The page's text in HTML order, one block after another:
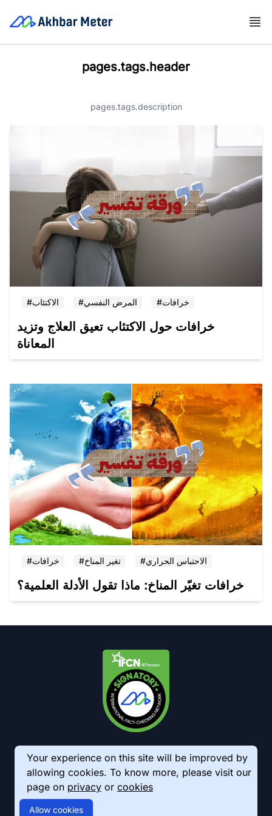
pages.tags.header
pages.tags.description
#الاكتئاب #المرض النفسي #خرافات
خرافات حول الاكتئاب تعيق العلاج وتزيد
المعاناة
#خرافات #تغير المناخ #الاحتباس الحراري
خرافات تغيّر المناخ: ماذا تقول الأدلة العلمية؟
Your experience on this site will be improved by
allowing cookies. To know more, please visit our
page on privacy or cookies
Allow cookies
© 2026 AkhbarMeter. All Rights Reserved